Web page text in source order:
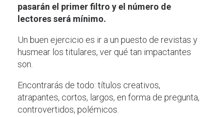
pasarán el primer filtro y el número de
lectores será mínimo.
Un buen ejercicio es ir a un puesto de revistas y
husmear los titulares, ver qué tan impactantes
son.
Encontrarás de todo: títulos creativos,
atrapantes, cortos, largos, en forma de pregunta,
controvertidos, polémicos.